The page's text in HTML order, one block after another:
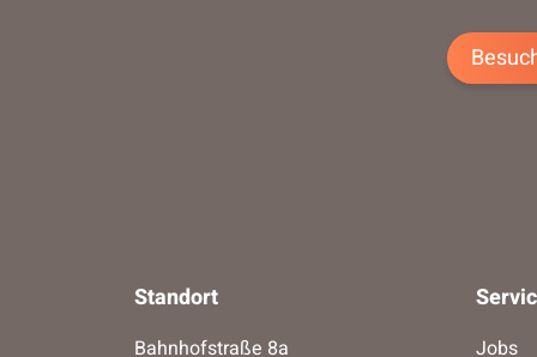
Standort
Bahnhofstraße 8a
Jobs